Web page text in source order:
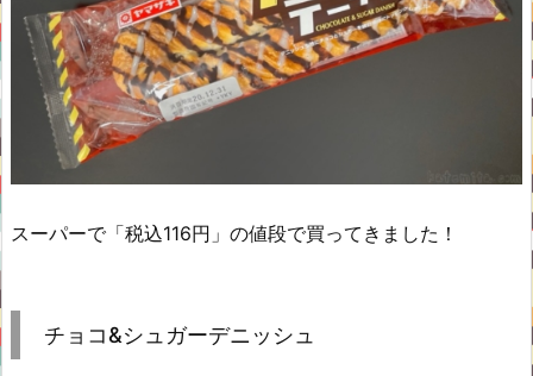
スーパーで「税込116円」の値段で買ってきました！
チョコ&シュガーデニッシュ